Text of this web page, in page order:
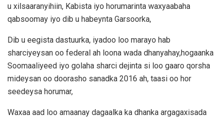
u xilsaaranyihiin, Kabista iyo horumarinta waxyaabaha
qabsoomay iyo dib u habeynta Garsoorka,
Dib u eegista dastuurka, iyadoo loo marayo hab
sharciyeysan oo federal ah loona wada dhanyahay,hogaanka
Soomaaliyeed iyo golaha sharci dejinta si loo gaaro qorsha
mideysan oo doorasho sanadka 2016 ah, taasi oo hor
seedeysa horumar,
Waxaa aad loo amaanay dagaalka ka dhanka argagaxisada